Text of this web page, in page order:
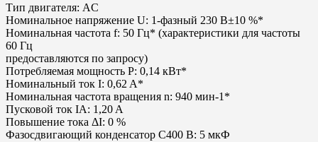
Тип двигателя: AC
Номинальное напряжение U: 1-фазный 230 В±10 %*
Номинальная частота f: 50 Гц* (характеристики для частоты
60 Гц
предоставляются по запросу)
Потребляемая мощность P: 0,14 кВт*
Номинальный ток I: 0,62 A*
Номинальная частота вращения n: 940 мин-1*
Пусковой ток IA: 1,20 A
Повышение тока ΔI: 0 %
Фазосдвигающий конденсатор C400 В: 5 мкФ